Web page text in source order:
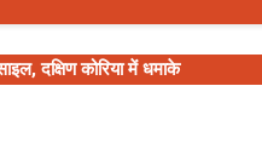
दक्षिण कोरिया में धमाके
योजना को मंजूरी दी,